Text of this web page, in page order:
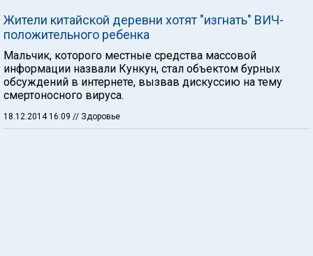
Жители китайской деревни хотят "изгнать" ВИЧ-
положительного ребенка
Мальчик, которого местные средства массовой
информации назвали Кункун, стал объектом бурных
обсуждений в интернете, вызвав дискуссию на тему
смертоносного вируса.
18.12.2014 16:09 // Здоровье